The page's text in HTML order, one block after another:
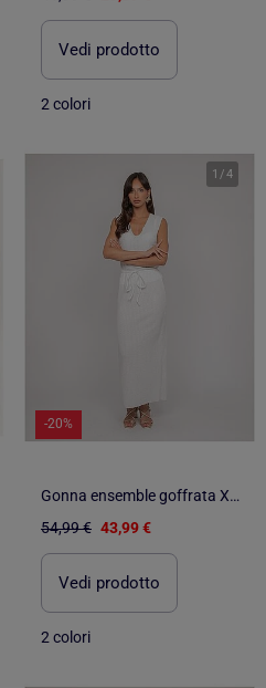
Vedi prodotto
2 colori
1 /4
-20%
Gonna ensemble goffrata XOTAKA
54,99 € 43,99 €
Vedi prodotto
2 colori